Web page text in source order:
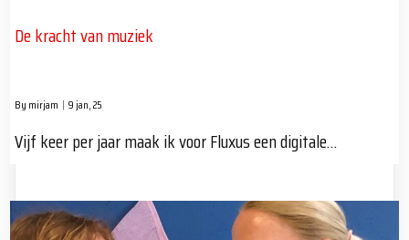
De kracht van muziek
By mirjam | 9 jan, 25
Vijf keer per jaar maak ik voor Fluxus een digitale…